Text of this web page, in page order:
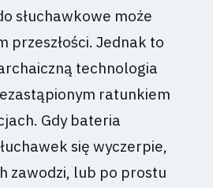
słuchawkowe może
przeszłości. Jednak to
technologia
ratunkiem
Gdy bateria
się wyczerpie,
zawodzi, lub po prostu